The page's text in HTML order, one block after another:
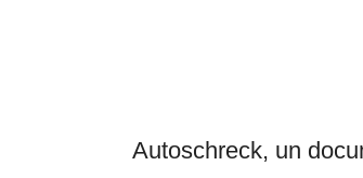
Autoschreck, un